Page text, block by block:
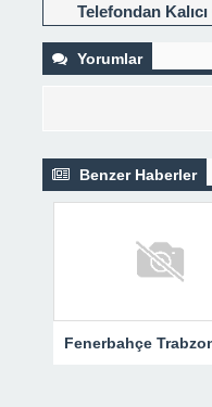
Telefondan
Silme Nasıl
Yorumlar
Benzer Haberler